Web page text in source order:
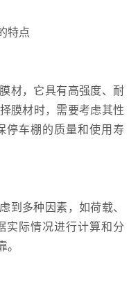
特点
材，它具有高强度、耐
膜材时，需要考虑其性
停车棚的质量和使用寿
到多种因素，如荷载、
实际情况进行计算和分
。